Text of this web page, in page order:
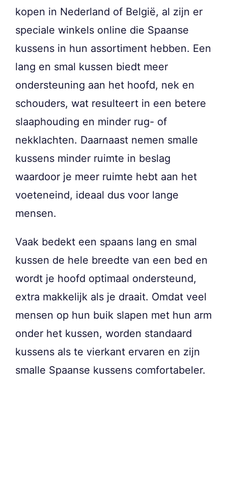
kopen in Nederland of België, al zijn er
speciale winkels online die Spaanse
kussens in hun assortiment hebben. Een
lang en smal kussen biedt meer
ondersteuning aan het hoofd, nek en
schouders, wat resulteert in een betere
slaaphouding en minder rug- of
nekklachten. Daarnaast nemen smalle
kussens minder ruimte in beslag
waardoor je meer ruimte hebt aan het
voeteneind, ideaal dus voor lange
mensen.
Vaak bedekt een spaans lang en smal
kussen de hele breedte van een bed en
wordt je hoofd optimaal ondersteund,
extra makkelijk als je draait. Omdat veel
mensen op hun buik slapen met hun arm
onder het kussen, worden standaard
kussens als te vierkant ervaren en zijn
smalle Spaanse kussens comfortabeler.